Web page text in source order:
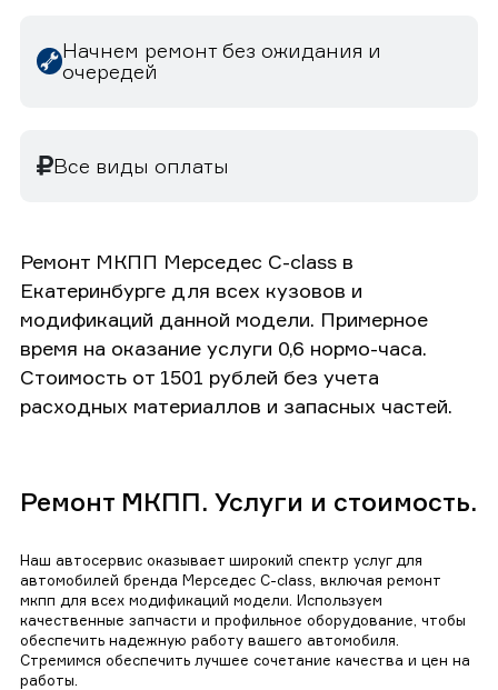
Начнем ремонт без ожидания и
очередей
Все виды оплаты
Ремонт МКПП Мерседес C-class в
Екатеринбурге для всех кузовов и
модификаций данной модели. Примерное
время на оказание услуги 0,6 нормо-часа.
Стоимость от 1501 рублей без учета
расходных материаллов и запасных частей.
Ремонт МКПП. Услуги и стоимость.
Наш автосервис оказывает широкий спектр услуг для
автомобилей бренда Мерседес C-class, включая ремонт
мкпп для всех модификаций модели. Используем
качественные запчасти и профильное оборудование, чтобы
обеспечить надежную работу вашего автомобиля.
Стремимся обеспечить лучшее сочетание качества и цен на
работы.